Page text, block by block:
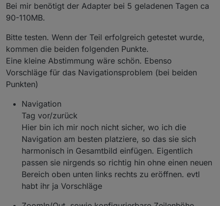
Bei mir benötigt der Adapter bei 5 geladenen Tagen ca
90-110MB.
Bitte testen. Wenn der Teil erfolgreich getestet wurde,
kommen die beiden folgenden Punkte.
Eine kleine Abstimmung wäre schön. Ebenso
Vorschläge für das Navigationsproblem (bei beiden
Punkten)
Navigation
Tag vor/zurück
Hier bin ich mir noch nicht sicher, wo ich die
Navigation am besten platziere, so das sie sich
harmonisch in Gesamtbild einfügen. Eigentlich
passen sie nirgends so richtig hin ohne einen neuen
Bereich oben unten links rechts zu eröffnen. evtl
habt ihr ja Vorschläge